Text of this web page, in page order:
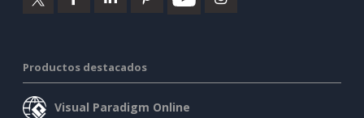
Productos destacados
Visual Paradigm Online